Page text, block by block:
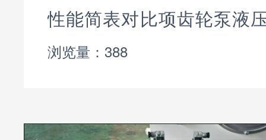
性能简表对比项齿轮泵液
轴向柱塞泵液压站工作压
浏览量：388